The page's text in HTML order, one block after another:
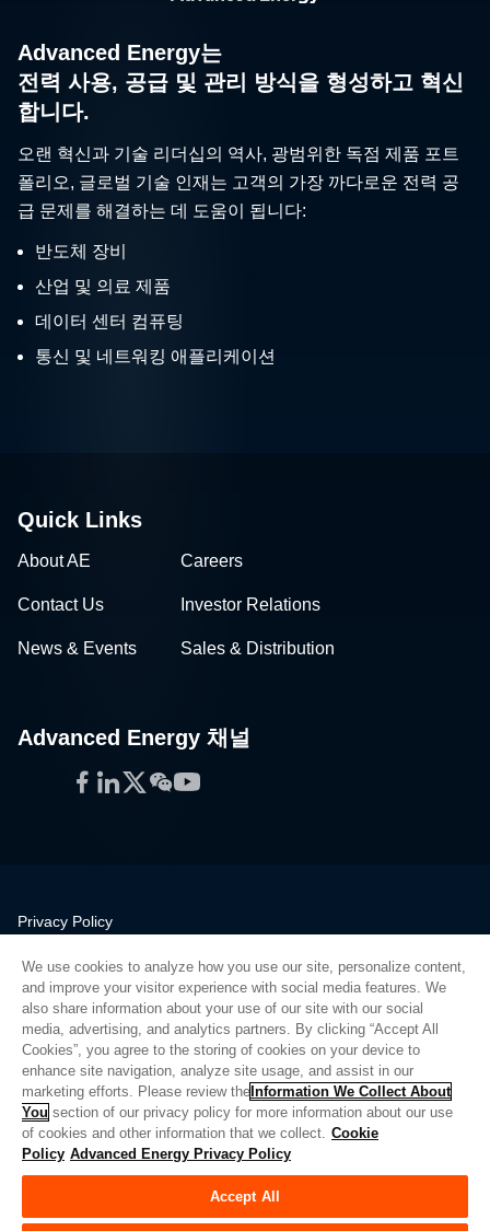
Advanced Energy는
전력 사용, 공급 및 관리 방식을 형성하고 혁신
합니다.
오랜 혁신과 기술 리더십의 역사, 광범위한 독점 제품 포트
폴리오, 글로벌 기술 인재는 고객의 가장 까다로운 전력 공
급 문제를 해결하는 데 도움이 됩니다:
반도체 장비
산업 및 의료 제품
데이터 센터 컴퓨팅
통신 및 네트워킹 애플리케이션
Quick Links
About AE Careers
Contact Us Investor Relations
News & Events Sales & Distribution
Advanced Energy 채널
Facebook
LinkedIn
Twitter
WeChat
YouTube
Privacy Policy
Quality
Sitemap
Supplier Portal
UK Modern Slavery Act
Privacy Preferences
Do Not Sell or Share My Personal Information
Limit the Use of My Sensitive Personal Information
© Copyright 2026Advanced Energy | 빌드: 39545
We use cookies to analyze how you use our site, personalize content,
and improve your visitor experience with social media features. We
also share information about your use of our site with our social
media, advertising, and analytics partners. By clicking “Accept All
Cookies”, you agree to the storing of cookies on your device to
enhance site navigation, analyze site usage, and assist in our
marketing efforts. Please review the Information We Collect About
You section of our privacy policy for more information about our use
of cookies and other information that we collect. Cookie
Policy Advanced Energy Privacy Policy
Accept All